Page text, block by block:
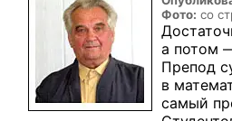
Фото: со
а потом
Препод
в
самый